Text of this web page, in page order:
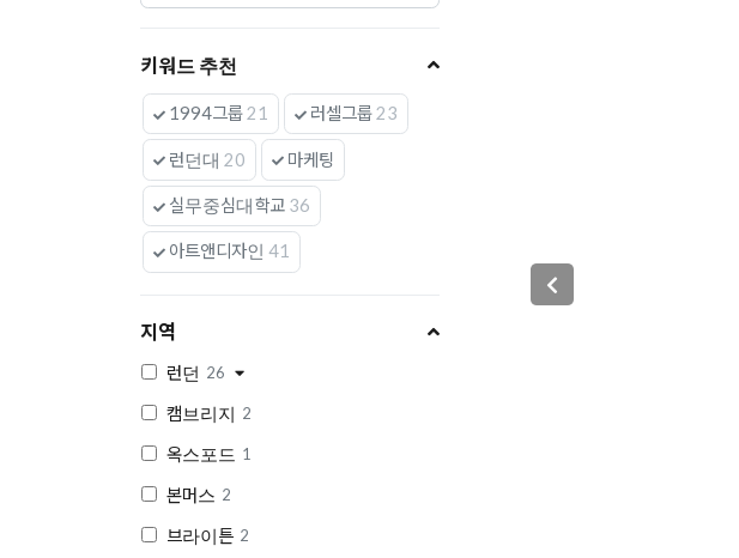
키워드 추천
1994그룹21 러셀그룹23
런던대 20 마케팅
실무중심대학교 36
아트앤디자인 41
지역
런던 26
캠브리지 2
옥스포드 1
본머스 2
브라이튼 2